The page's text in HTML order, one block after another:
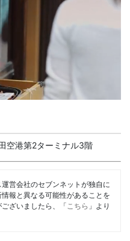
空港第2ターミナル3階
営会社のセブンネットが独自に
報と異なる可能性があることを
ざいましたら、「 こちら 」より